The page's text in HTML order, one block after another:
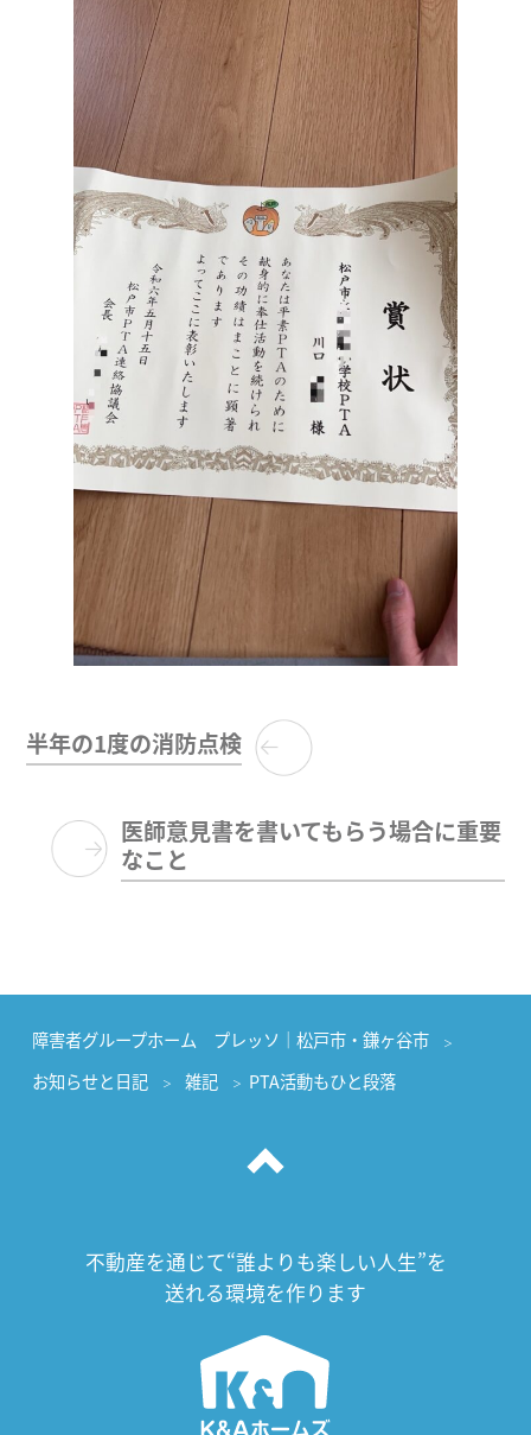
半年の1度の消防点検
医師意見書を書いてもらう場合に重要
なこと
障害者グループホーム プレッソ｜松戸市・鎌ヶ谷市
お知らせと日記
雑記 PTA活動もひと段落
不動産を通じて“誰よりも楽しい人生”を
送れる環境を作ります